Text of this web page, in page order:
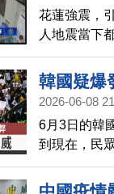
花蓮強震，
人地震當下
關注，而婦
鮮日報》的
韓國疑爆
2026-06-08
6月3日的韓
到現在，民
視器畫面。
場。目前韓